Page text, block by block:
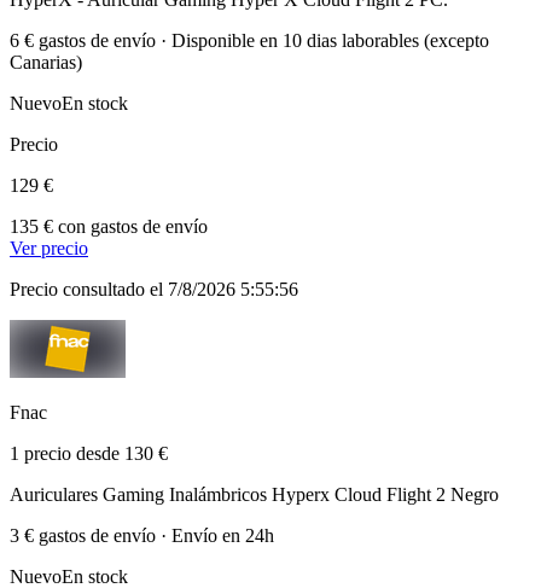
6 € gastos de envío · Disponible en 10 dias laborables (excepto
Canarias)
NuevoEn stock
Precio
129 €
135 € con gastos de envío
Ver precio
Precio consultado el 7/8/2026 5:55:56
Fnac
1 precio desde 130 €
Auriculares Gaming Inalámbricos Hyperx Cloud Flight 2 Negro
3 € gastos de envío · Envío en 24h
NuevoEn stock